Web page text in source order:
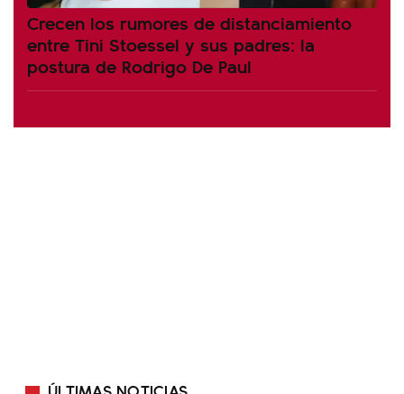
Crecen los rumores de distanciamiento
entre Tini Stoessel y sus padres: la
postura de Rodrigo De Paul